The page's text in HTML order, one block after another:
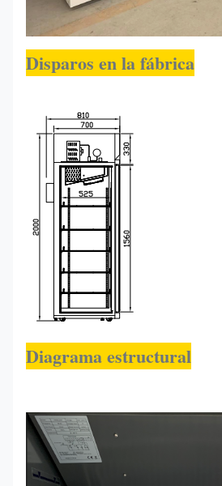
Disparos en la fábrica
Diagrama estructural